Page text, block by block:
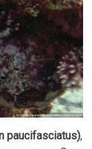
paucifasciatus),